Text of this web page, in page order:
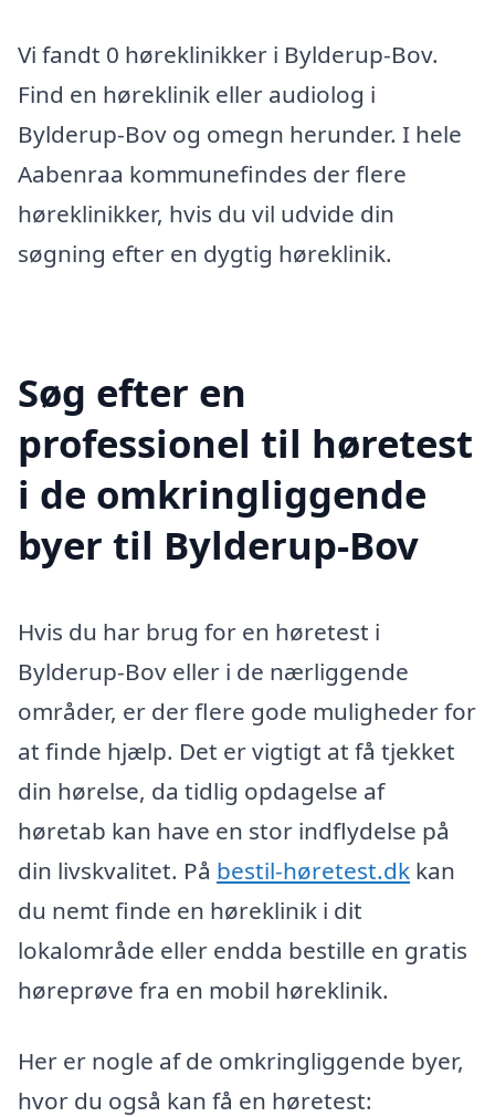
Vi fandt 0 høreklinikker i Bylderup-Bov.
Find en høreklinik eller audiolog i
Bylderup-Bov og omegn herunder. I hele
Aabenraa kommunefindes der flere
høreklinikker, hvis du vil udvide din
søgning efter en dygtig høreklinik.
Søg efter en
professionel til høretest
i de omkringliggende
byer til Bylderup-Bov
Hvis du har brug for en høretest i
Bylderup-Bov eller i de nærliggende
områder, er der flere gode muligheder for
at finde hjælp. Det er vigtigt at få tjekket
din hørelse, da tidlig opdagelse af
høretab kan have en stor indflydelse på
din livskvalitet. På bestil-høretest.dk kan
du nemt finde en høreklinik i dit
lokalområde eller endda bestille en gratis
høreprøve fra en mobil høreklinik.
Her er nogle af de omkringliggende byer,
hvor du også kan få en høretest: